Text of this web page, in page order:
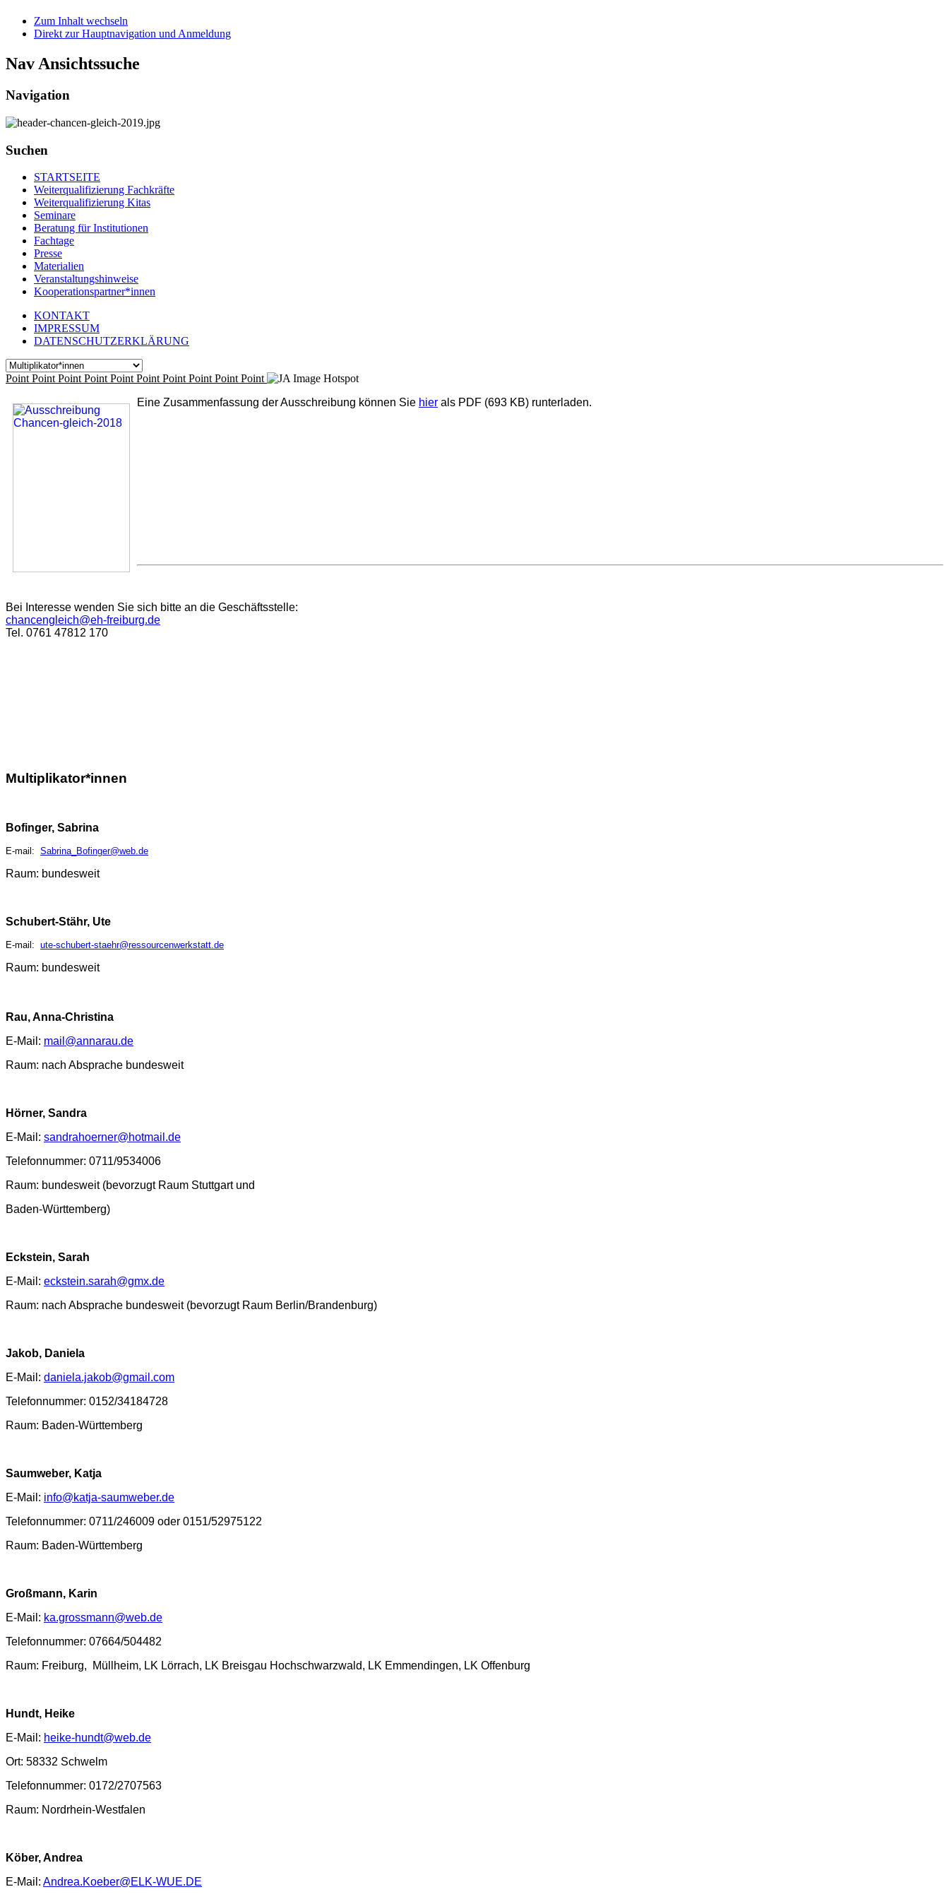
Zum Inhalt wechseln
Direkt zur Hauptnavigation und Anmeldung
Nav Ansichtssuche
Navigation
Suchen
STARTSEITE
Weiterqualifizierung Fachkräfte
Weiterqualifizierung Kitas
Seminare
Beratung für Institutionen
Fachtage
Presse
Materialien
Veranstaltungshinweise
Kooperationspartner*innen
KONTAKT
IMPRESSUM
DATENSCHUTZERKLÄRUNG
Point Point Point Point Point Point Point Point Point Point
Eine Zusammenfassung der Ausschreibung können Sie hier als PDF (693 KB) runterladen.
Bei Interesse wenden Sie sich bitte an die Geschäftsstelle:
chancengleich@eh-freiburg.de
Tel. 0761 47812 170
Multiplikator*innen
Bofinger, Sabrina
E-mail: Sabrina_Bofinger@web.de
Raum: bundesweit
Schubert-Stähr, Ute
E-mail: ute-schubert-staehr@ressourcenwerkstatt.de
Raum: bundesweit
Rau, Anna-Christina
E-Mail: mail@annarau.de
Raum: nach Absprache bundesweit
Hörner, Sandra
E-Mail: sandrahoerner@hotmail.de
Telefonnummer: 0711/9534006
Raum: bundesweit (bevorzugt Raum Stuttgart und
Baden-Württemberg)
Eckstein, Sarah
E-Mail: eckstein.sarah@gmx.de
Raum: nach Absprache bundesweit (bevorzugt Raum Berlin/Brandenburg)
Jakob, Daniela
E-Mail: daniela.jakob@gmail.com
Telefonnummer: 0152/34184728
Raum: Baden-Württemberg
Saumweber, Katja
E-Mail: info@katja-saumweber.de
Telefonnummer: 0711/246009 oder 0151/52975122
Raum: Baden-Württemberg
Großmann, Karin
E-Mail: ka.grossmann@web.de
Telefonnummer: 07664/504482
Raum: Freiburg, Müllheim, LK Lörrach, LK Breisgau Hochschwarzwald, LK Emmendingen, LK Offenburg
Hundt, Heike
E-Mail: heike-hundt@web.de
Ort: 58332 Schwelm
Telefonnummer: 0172/2707563
Raum: Nordrhein-Westfalen
Köber, Andrea
E-Mail: Andrea.Koeber@ELK-WUE.DE